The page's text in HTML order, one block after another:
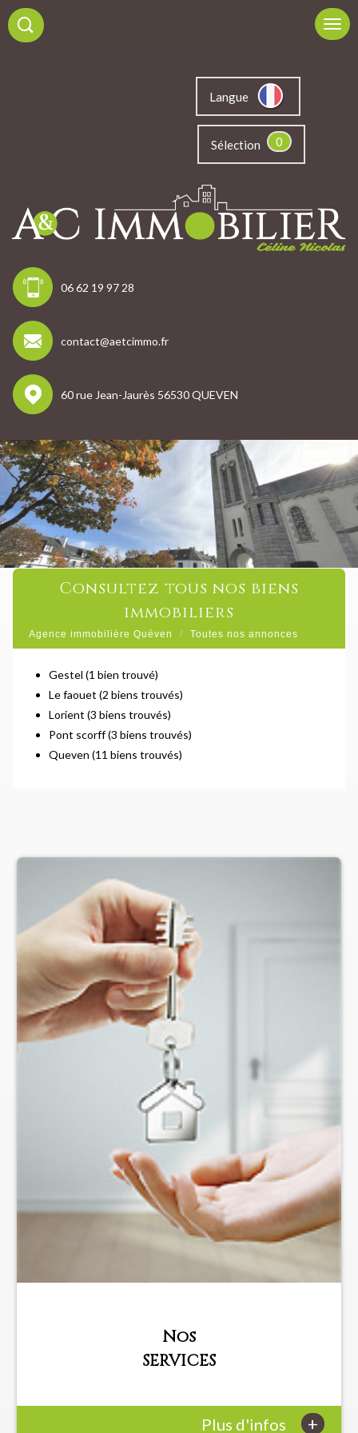
Langue
Sélection 0
06 62 19 97 28
contact@aetcimmo.fr
60 rue Jean-Jaurès 56530 QUEVEN
consultez tous nos biens
immobiliers
Agence immobilière Quéven Toutes nos annonces
Gestel (1 bien trouvé)
Le faouet (2 biens trouvés)
Lorient (3 biens trouvés)
Pont scorff (3 biens trouvés)
Queven (11 biens trouvés)
Nos
SERVICES
Plus d'infos +